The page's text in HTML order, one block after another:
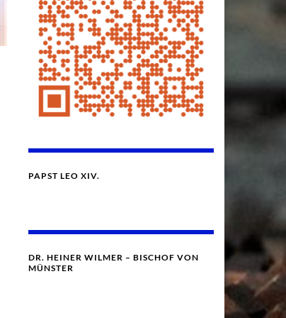
PAPST LEO XIV.
DR. HEINER WILMER – BISCHOF VON
MÜNSTER